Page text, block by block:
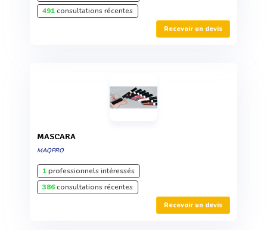
491consultations récentes
Recevoir un devis
MASCARA
MAQPRO
1professionnels intéressés
386consultations récentes
Recevoir un devis